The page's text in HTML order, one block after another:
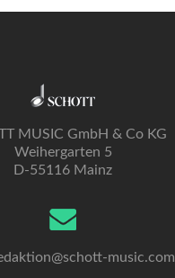
MUSIC GmbH & Co KG
Weihergarten 5
D-55116 Mainz
music.com